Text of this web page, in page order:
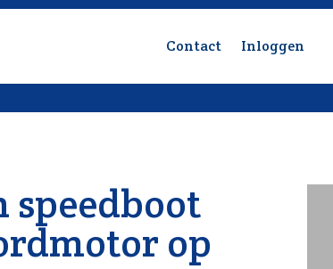
Contact Inloggen
speedboot
op